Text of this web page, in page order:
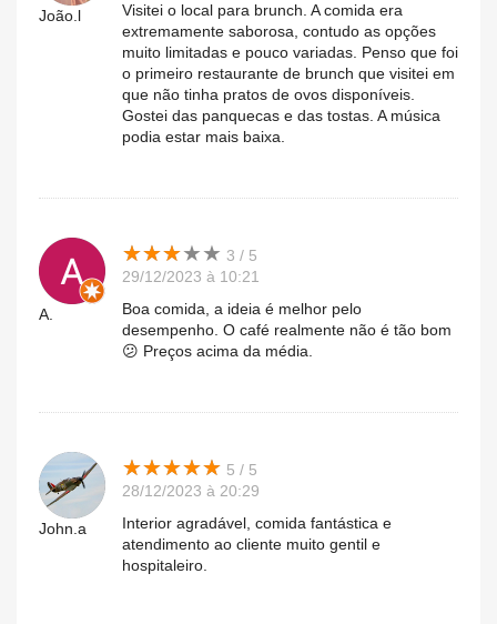
João.l
Visitei o local para brunch. A comida era
extremamente saborosa, contudo as opções
muito limitadas e pouco variadas. Penso que foi
o primeiro restaurante de brunch que visitei em
que não tinha pratos de ovos disponíveis.
Gostei das panquecas e das tostas. A música
podia estar mais baixa.
A.
★★★★★
★★★★★ 3 / 5
29/12/2023 à 10:21
Boa comida, a ideia é melhor pelo
desempenho. O café realmente não é tão bom
😕 Preços acima da média.
John.a
★★★★★
★★★★★ 5 / 5
28/12/2023 à 20:29
Interior agradável, comida fantástica e
atendimento ao cliente muito gentil e
hospitaleiro.